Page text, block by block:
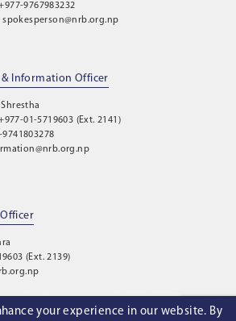
your experience in our website. By
9767983232
spokesperson@nrb.org.np
Information Officer
01-5719603 (Ext. 2141)
(Ext. 2139)